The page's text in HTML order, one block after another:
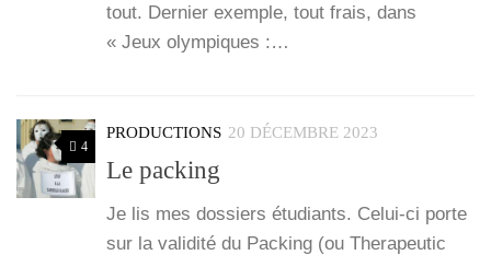
tout. Der­nier exemple, tout frais, dans
« Jeux olym­piques :…
4
PRODUCTIONS 20 DÉCEMBRE 2023
Le packing
Je lis mes dos­siers étu­diants. Celui-ci porte
sur la vali­di­té du Packing (ou The­ra­peu­tic